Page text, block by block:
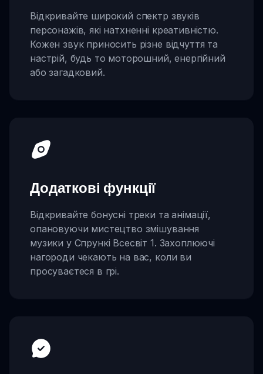
Відкривайте широкий спектр звуків
персонажів, які натхненні креативністю.
Кожен звук приносить різне відчуття та
настрій, будь то моторошний, енергійний
або загадковий.
Додаткові функції
Відкривайте бонусні треки та анімації,
опановуючи мистецтво змішування
музики у Спрункі Всесвіт 1. Захоплюючі
нагороди чекають на вас, коли ви
просуваєтеся в грі.